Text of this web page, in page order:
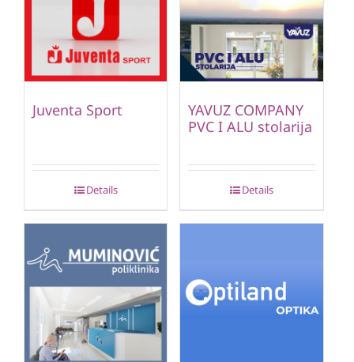
Juventa Sport
Details
YAVUZ COMPANY
PVC I ALU stolarija
Details